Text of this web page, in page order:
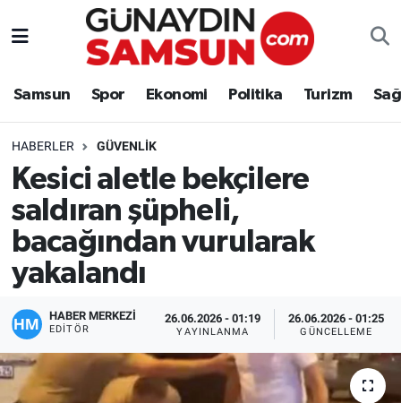
Samsun Spor Ekonomi Politika Turizm
HABERLER GÜVENLIK
Kesici aletle bekçilere
saldıran şüpheli,
bacağından vurularak
yakalandı
HABER MERKEZİ
EDITÖR
26.06.2026 - 01:19
YAYINLANMA
26.06.2026 - 01:25
GÜNCELLEME
Samsun
Politika
Turizm
Yaşam
Nöbetçi Eczaneler
Süper Lig Puan Durumu ve Fikstür
Tüm Manşetler